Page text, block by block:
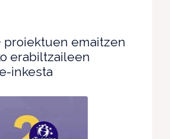
proiektuen emaitzen
erabiltzaileen
inkesta